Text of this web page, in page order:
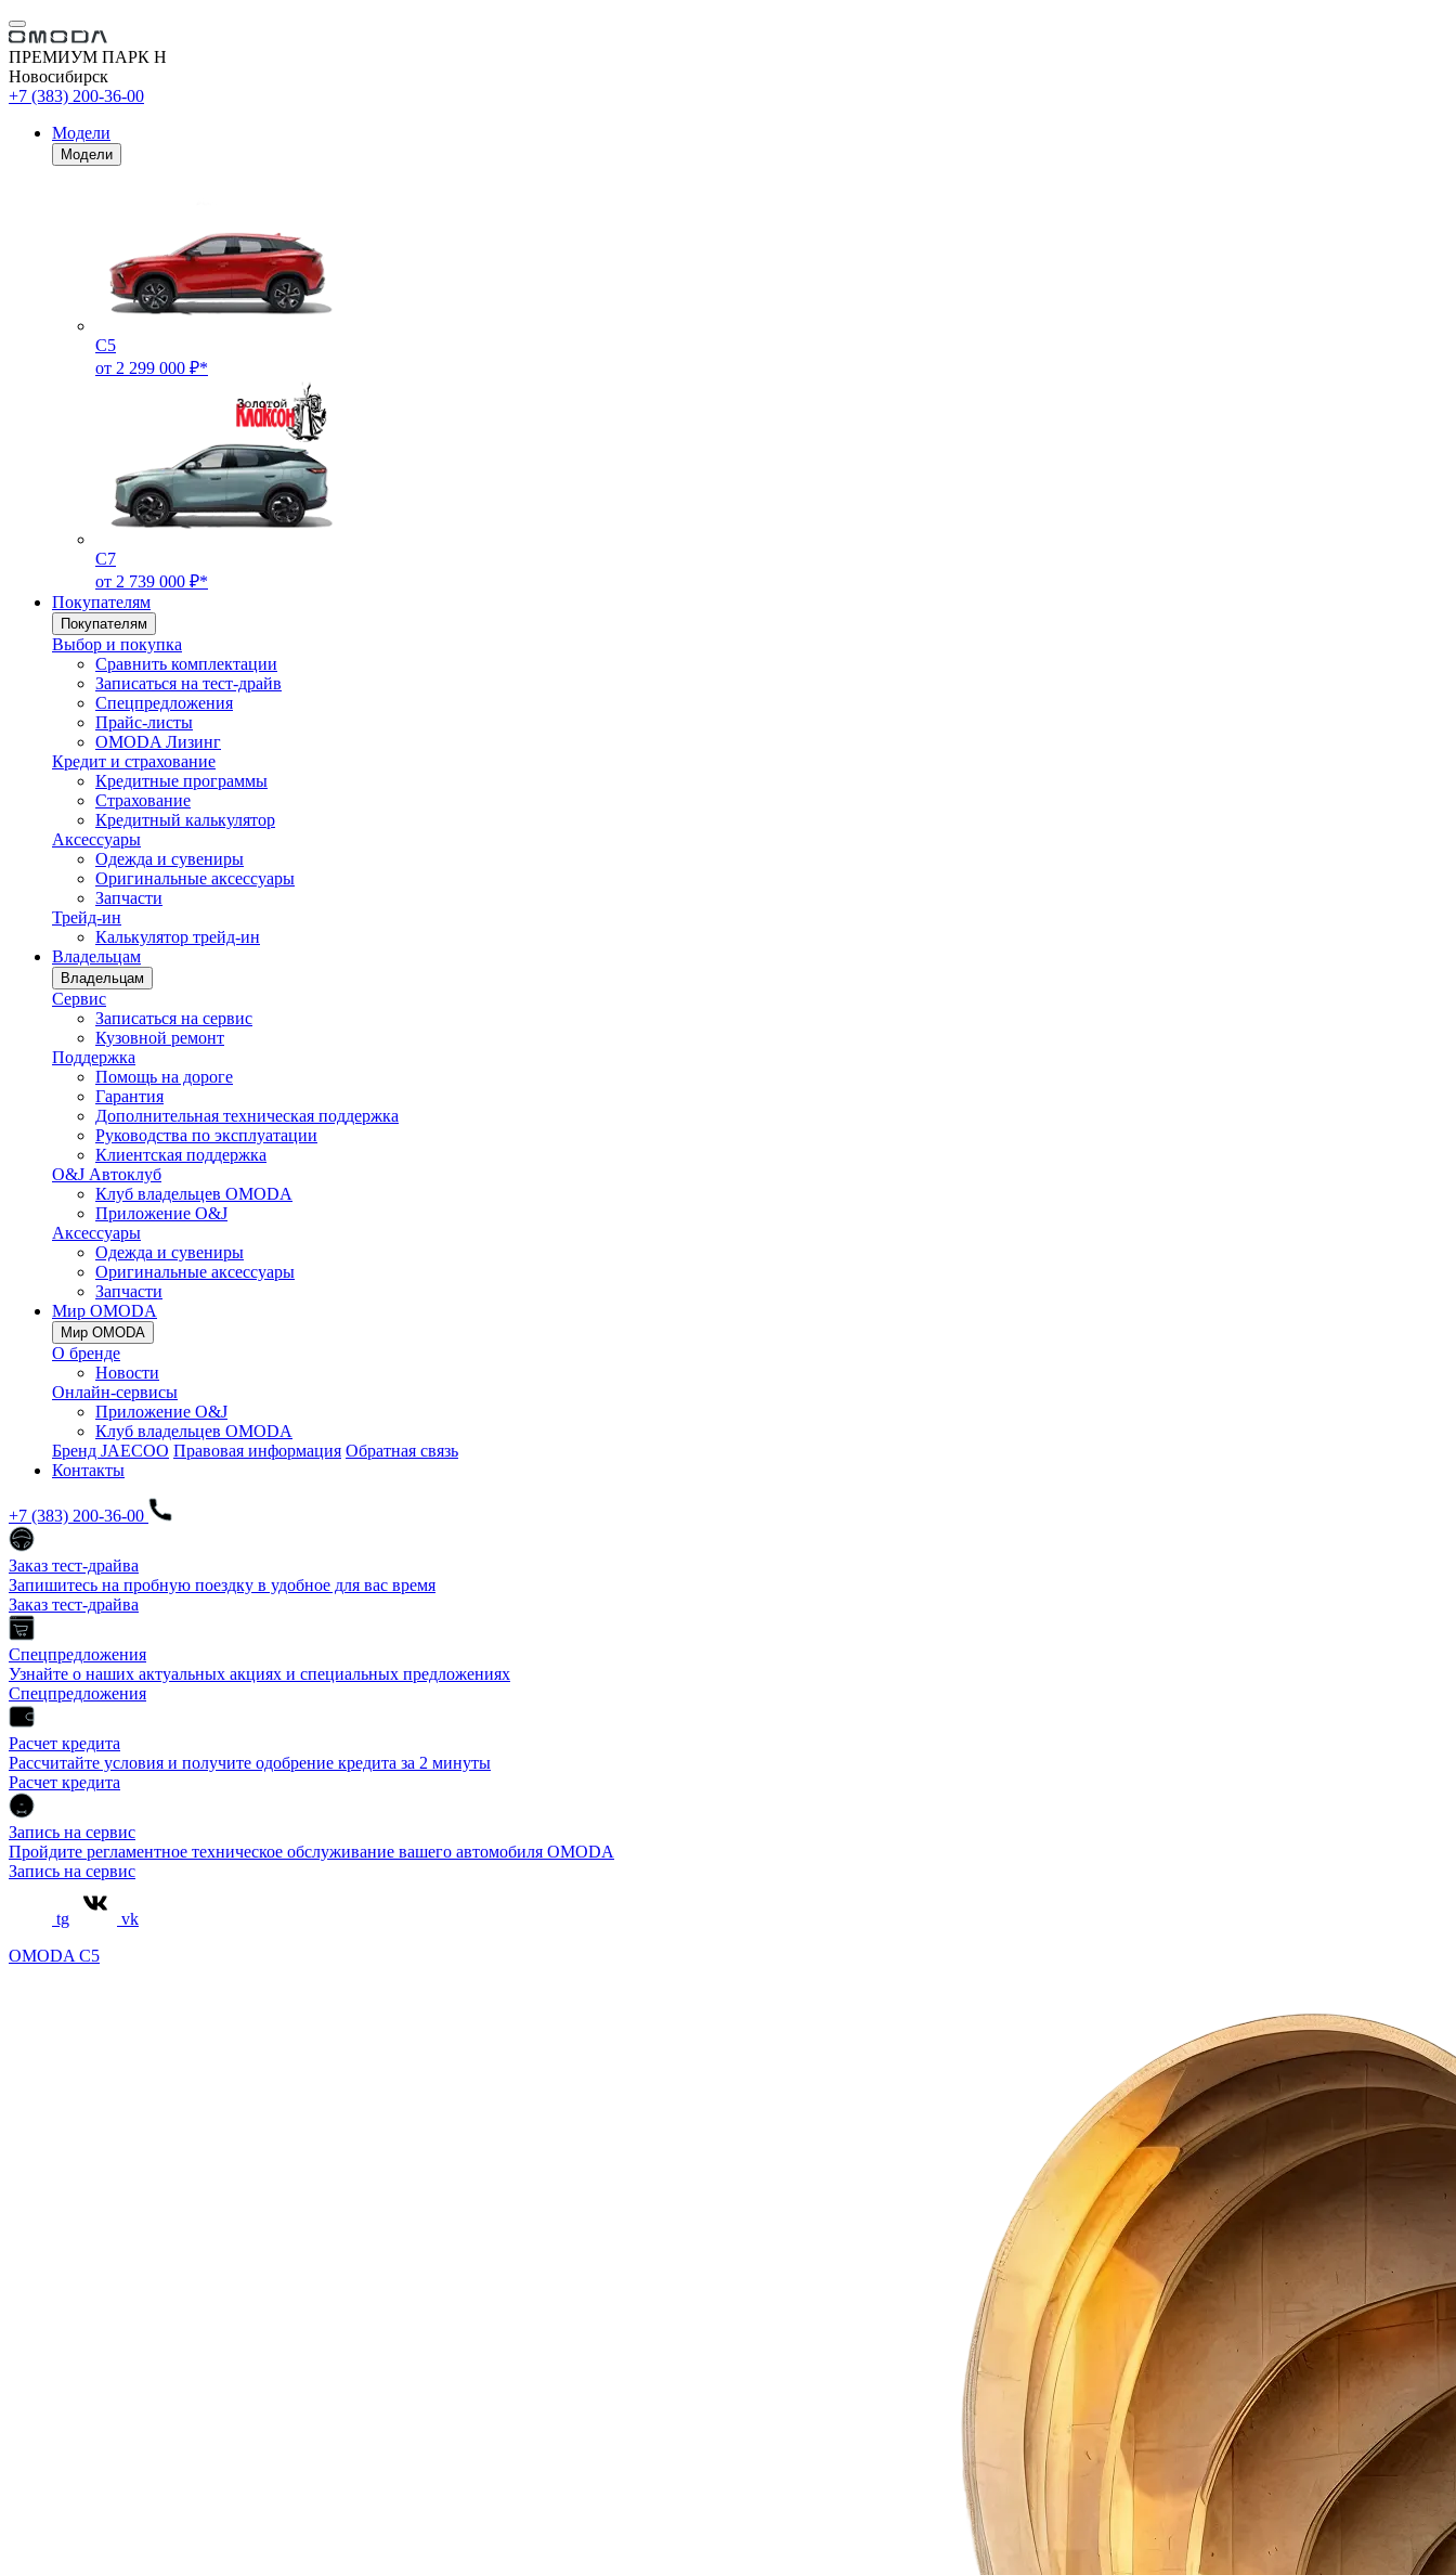
ПРЕМИУМ ПАРК Н
Новосибирск
+7 (383) 200-36-00
Модели
Модели
C5
от 2 299 000 ₽*
C7
от 2 739 000 ₽*
Покупателям
Покупателям
Выбор и покупка
Сравнить комплектации
Записаться на тест-драйв
Cпецпредложения
Прайс-листы
OMODA Лизинг
Кредит и страхование
Кредитные программы
Страхование
Кредитный калькулятор
Аксессуары
Одежда и сувениры
Оригинальные аксессуары
Запчасти
Трейд-ин
Калькулятор трейд-ин
Владельцам
Владельцам
Сервис
Записаться на сервис
Кузовной ремонт
Поддержка
Помощь на дороге
Гарантия
Дополнительная техническая поддержка
Руководства по эксплуатации
Клиентская поддержка
O&J Автоклуб
Клуб владельцев OMODA
Приложение O&J
Аксессуары
Одежда и сувениры
Оригинальные аксессуары
Запчасти
Мир OMODA
Мир OMODA
О бренде
Новости
Онлайн-сервисы
Приложение O&J
Клуб владельцев OMODA
Бренд JAECOO Правовая информация Обратная связь
Контакты
+7 (383) 200-36-00
Заказ тест-драйва
Запишитесь на пробную поездку в удобное для вас время
Заказ тест-драйва
Спецпредложения
Узнайте о наших актуальных акциях и специальных предложениях
Спецпредложения
Расчет кредита
Рассчитайте условия и получите одобрение кредита за 2 минуты
Расчет кредита
Запись на сервис
Пройдите регламентное техническое обслуживание вашего автомобиля OMODA
Запись на сервис
tg
vk
OMODA C5